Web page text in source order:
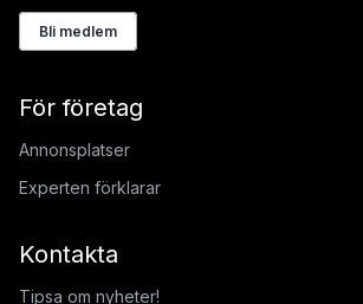
Bli medlem
För företag
Annonsplatser
Experten förklarar
Kontakta
Tipsa om nyheter!